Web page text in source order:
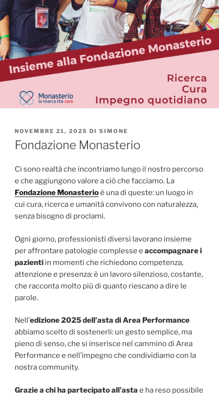
PUBBLICATO
IL
NOVEMBRE 21, 2025 DI SIMONE
Fondazione Monasterio
Ci sono realtà che incontriamo lungo il nostro percorso
e che aggiungono valore a ciò che facciamo. La
Fondazione Monasterioè una di queste: un luogo in
cui cura, ricerca e umanità convivono con naturalezza,
senza bisogno di proclami.
Ogni giorno, professionisti diversi lavorano insieme
per affrontare patologie complesse e accompagnare i
pazienti in momenti che richiedono competenza,
attenzione e presenza: è un lavoro silenzioso, costante,
che racconta molto più di quanto riescano a dire le
parole.
Nell’edizione 2025 dell’asta di Area Performance
abbiamo scelto di sostenerli: un gesto semplice, ma
pieno di senso, che si inserisce nel cammino di Area
Performance e nell’impegno che condividiamo con la
nostra community.
Grazie a chi ha partecipato all’asta e ha reso possibile